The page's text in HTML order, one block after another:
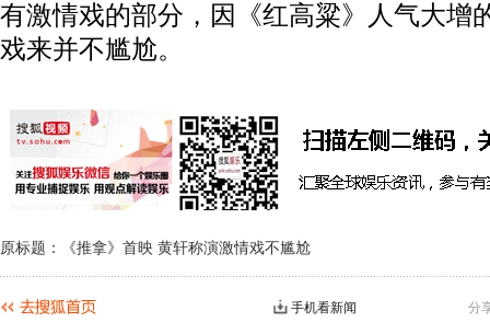
有激情戏的部分，因《红高粱》人气大增
戏来并不尴尬。
原标题：《推拿》首映 黄轩称演激情戏不尴尬
分
手机看新闻